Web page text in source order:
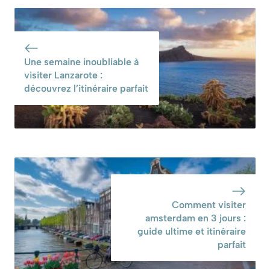
découvrez leurs
secrets cachés
trésors cachés de
la Guadeloupe
Une semaine inoubliable à
visiter Lanzarote :
découvrez l’itinéraire parfait
Comment visiter
amsterdam en 3 jours :
guide ultime et itinéraire
parfait